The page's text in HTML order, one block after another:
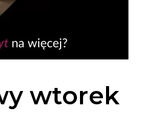
wtorek